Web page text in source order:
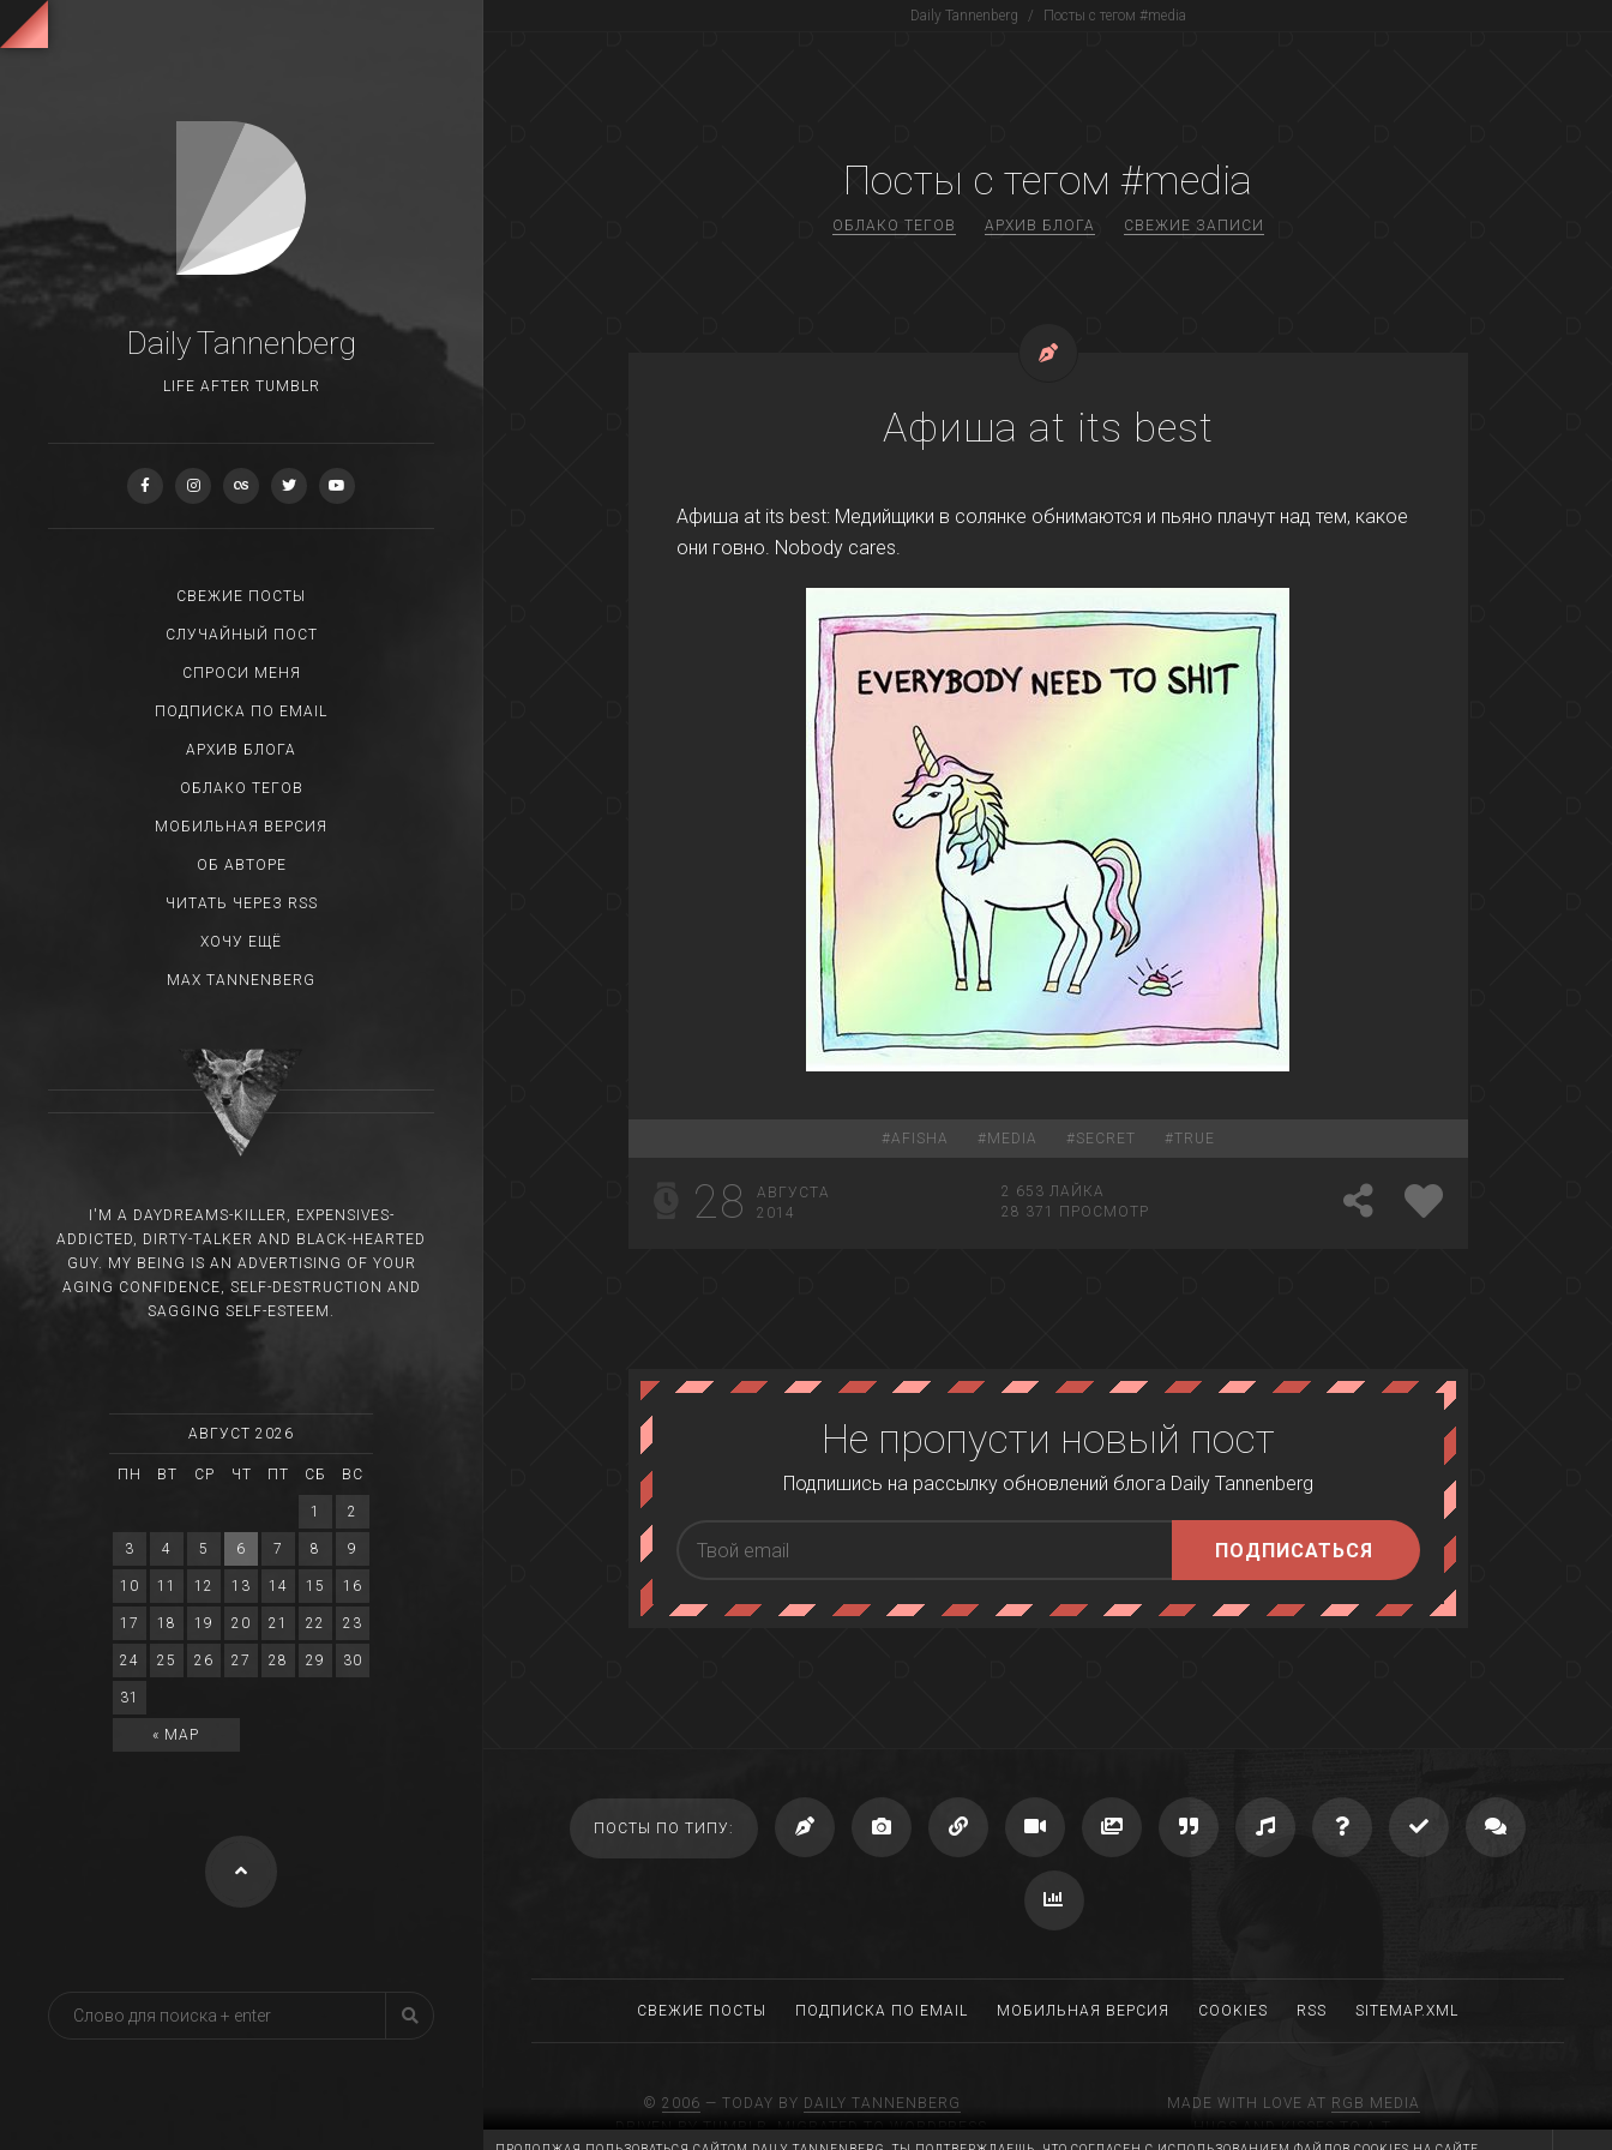
Daily Tannenberg
LIFE AFTER TUMBLR
СВЕЖИЕ ПОСТЫ
СЛУЧАЙНЫЙ ПОСТ
СПРОСИ МЕНЯ
ПОДПИСКА ПО EMAIL
АРХИВ БЛОГА
ОБЛАКО ТЕГОВ
МОБИЛЬНАЯ ВЕРСИЯ
ОБ АВТОРЕ
ЧИТАТЬ ЧЕРЕЗ RSS
ХОЧУ ЕЩЁ
MAX TANNENBERG
I'M A DAYDREAMS-KILLER, EXPENSIVES-
ADDICTED, DIRTY-TALKER AND BLACK-HEARTED
GUY. MY BEING IS AN ADVERTISING OF YOUR
AGING CONFIDENCE, SELF-DESTRUCTION AND
SAGGING SELF-ESTEEM.
АВГУСТ 2026
ПН ВТ СР ЧТ ПТ СБ ВС
1 2
3 4 5 6 7 8 9
10 11 12 13 14 15 16
17 18 19 20 21 22 23
24 25 26 27 28 29 30
31
« МАР
Daily Tannenberg / Посты с тегом #media
Посты с тегом #media
ОБЛАКО ТЕГОВ АРХИВ БЛОГА СВЕЖИЕ ЗАПИСИ
Афиша at its best
Афиша at its best: Медийщики в солянке обнимаются и пьяно плачут над тем, какое
они говно. Nobody cares.
#AFISHA # MEDIA #SECRET #TRUE
28
АВГУСТА
2014
2 653ЛАЙКА
28 371
ПРОСМОТР
Не пропусти новый пост
Подпишись на рассылку обновлений блога Daily Tannenberg
ПОДПИСАТЬСЯ
ПОСТЫ ПО ТИПУ:
СВЕЖИЕ ПОСТЫ ПОДПИСКА ПО EMAIL МОБИЛЬНАЯ ВЕРСИЯ COOKIES RSS SITEMAP.XML
© 2006 — TODAY BY DAILY TANNENBERG
DRIVEN BY TUMBLR, MIGRATED TO WORDPRESS
MADE WITH LOVE AT RGB MEDIA
HUGS AND KISSES TO A.T.